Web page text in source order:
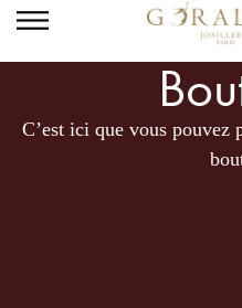
C’est ici que vous pouvez
Garance
· Conseillère